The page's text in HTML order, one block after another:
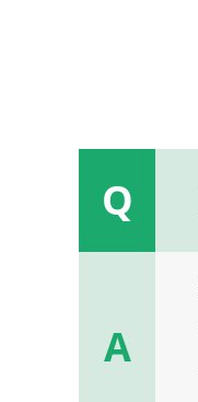
Q
A